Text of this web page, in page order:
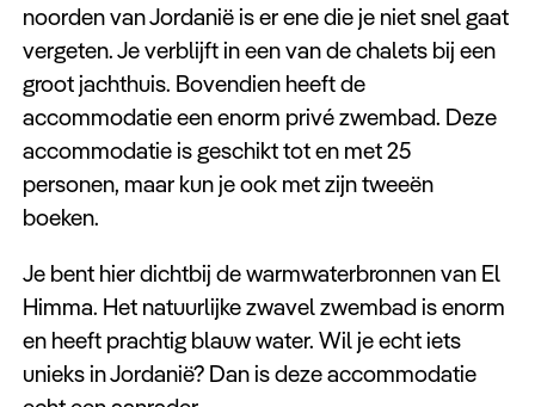
noorden van Jordanië is er ene die je niet snel gaat
vergeten. Je verblijft in een van de chalets bij een
groot jachthuis. Bovendien heeft de
accommodatie een enorm privé zwembad. Deze
accommodatie is geschikt tot en met 25
personen, maar kun je ook met zijn tweeën
boeken.
Je bent hier dichtbij de warmwaterbronnen van El
Himma. Het natuurlijke zwavel zwembad is enorm
en heeft prachtig blauw water. Wil je echt iets
unieks in Jordanië? Dan is deze accommodatie